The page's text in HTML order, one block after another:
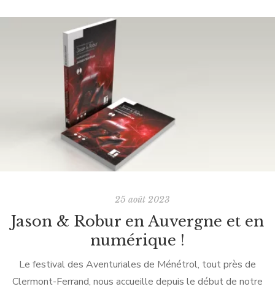
Dans leur armada de véhicules capables de bourlinguer […]
25 août 2023
Jason & Robur en Auvergne et en
numérique !
Le festival des Aventuriales de Ménétrol, tout près de
Clermont-Ferrand, nous accueille depuis le début de notre